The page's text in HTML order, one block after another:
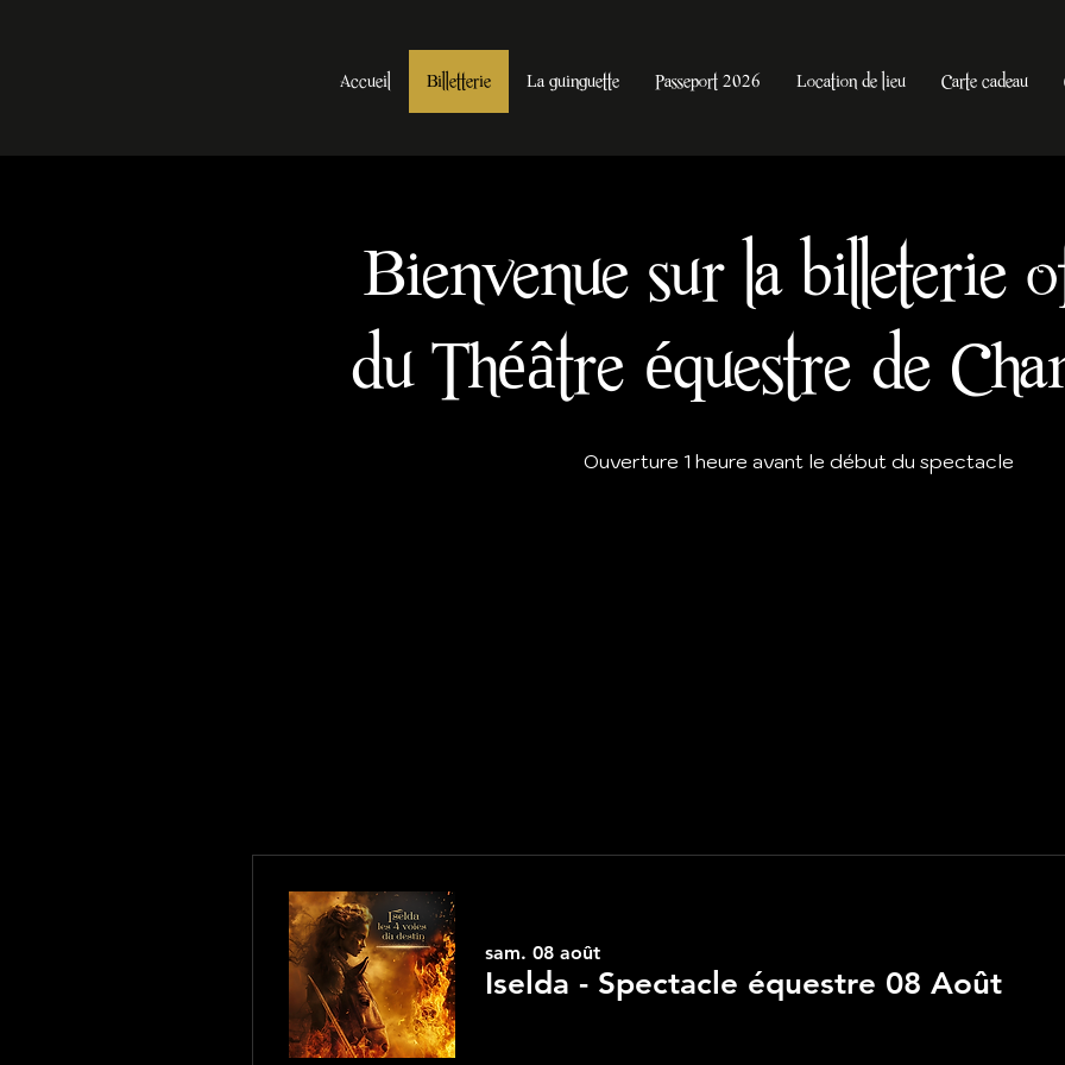
Accueil Billetterie La guinguette Passeport 2026 Location de lieu Carte cadeau
Bienvenue sur la billeterie
du Théâtre équestre de
Ouverture 1 heure avant le début du spectacle
sam. 08 août
Iselda - Spectacle équestre 08 Août